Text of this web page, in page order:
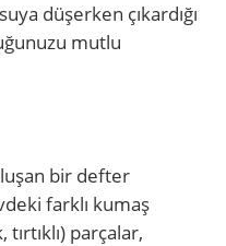
düşerken çıkardığı
mutlu
bir defter
farklı kumaş
parçalar,